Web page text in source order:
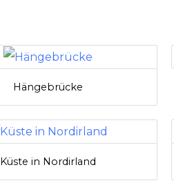
Hängebrücke
Küste in Nordirland